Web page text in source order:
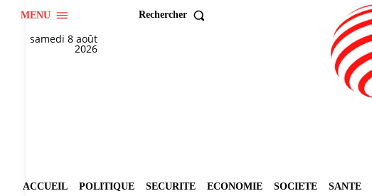
MENU Rechercher
samedi 8 août
2026
ACCUEIL POLITIQUE SECURITE ECONOMIE SOCIETE SANTE